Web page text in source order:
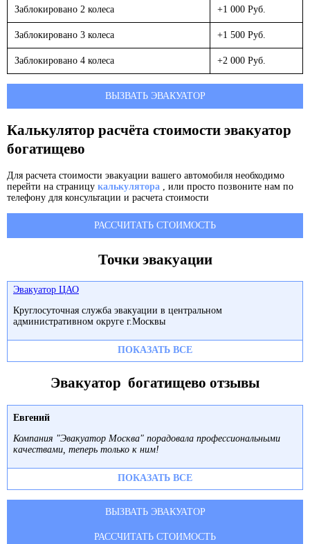
Заблокировано 2 колеса +1 000 Руб.
Заблокировано 3 колеса +1 500 Руб.
Заблокировано 4 колеса +2 000 Руб.
ВЫЗВАТЬ ЭВАКУАТОР
Калькулятор расчёта стоимости эвакуатор
богатищево
Для расчета стоимости эвакуации вашего автомобиля необходимо
перейти на страницу калькулятора , или просто позвоните нам по
телефону для консультации и расчета стоимости
РАССЧИТАТЬ СТОИМОСТЬ
Точки эвакуации
Эвакуатор ЦАО
Круглосуточная служба эвакуации в центральном
административном округе г.Москвы
ПОКАЗАТЬ ВСЕ
Эвакуатор богатищево отзывы
Евгений
Компания "Эвакуатор Москва" порадовала профессиональными
качествами, теперь только к ним!
ПОКАЗАТЬ ВСЕ
ВЫЗВАТЬ ЭВАКУАТОР
РАССЧИТАТЬ СТОИМОСТЬ